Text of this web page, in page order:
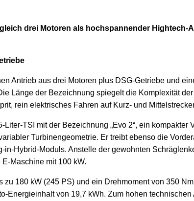
drei Motoren als hochspannender Hightech-
Antrieb aus drei Motoren plus DSG-Getriebe und
Länge der Bezeichnung spiegelt die Komplexität
rein elektrisches Fahren auf Kurz- und
TSI mit der Bezeichnung „Evo 2“, ein
Turbinengeometrie. Er treibt ebenso die
Hybrid-Moduls. Anstelle der gewohnten
Maschine mit 100 kW.
180 kW (245 PS) und ein Drehmoment von 350
Energieinhalt von 19,7 kWh. Zum hohen